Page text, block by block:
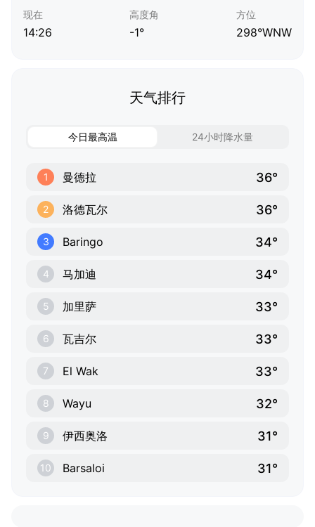
现在
14:26
高度角
-1°
方位
298°WNW
天气排行
今日最高温 24小时降水量
1 曼德拉 36°
2 洛德瓦尔 36°
3 Baringo 34°
4 马加迪 34°
5 加里萨 33°
6 瓦吉尔 33°
7 El Wak 33°
8 Wayu 32°
9 伊西奥洛 31°
10 Barsaloi 31°